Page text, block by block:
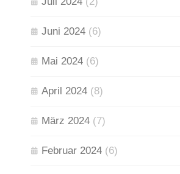
Juni 2024 (6)
Mai 2024 (6)
April 2024 (8)
März 2024 (7)
Februar 2024 (6)